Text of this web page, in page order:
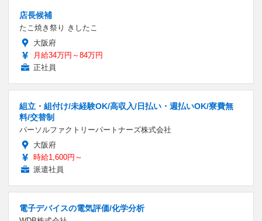
店長候補
たこ焼き祭り きしたこ
大阪府
月給34万円～84万円
正社員
組立・組付け/未経験OK/高収入/日払い・週払いOK/寮費無
料/交替制
パーソルファクトリーパートナーズ株式会社
大阪府
時給1,600円～
派遣社員
電子デバイスの電気評価/化学分析